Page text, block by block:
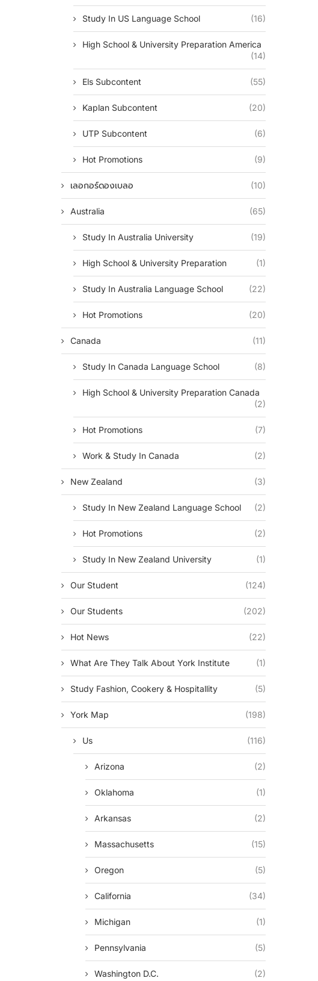
Study In US Language School (16)
High School & University Preparation America
(14)
Els Subcontent (55)
Kaplan Subcontent (20)
UTP Subcontent (6)
Hot Promotions (9)
เลอกอร์ดองเบลอ (10)
Australia (65)
Study In Australia University (19)
High School & University Preparation (1)
Study In Australia Language School (22)
Hot Promotions (20)
Canada (11)
Study In Canada Language School (8)
High School & University Preparation Canada
(2)
Hot Promotions (7)
Work & Study In Canada (2)
New Zealand (3)
Study In New Zealand Language School (2)
Hot Promotions (2)
Study In New Zealand University (1)
Our Student (124)
Our Students (202)
Hot News (22)
What Are They Talk About York Institute (1)
Study Fashion, Cookery & Hospitallity (5)
York Map (198)
Us (116)
Arizona (2)
Oklahoma (1)
Arkansas (2)
Massachusetts (15)
Oregon (5)
California (34)
Michigan (1)
Pennsylvania (5)
Washington D.c. (2)